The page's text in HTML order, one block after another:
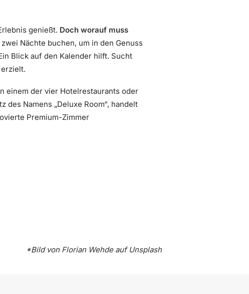
genießt. Doch worauf muss
Nächte buchen, um in den Genuss
Blick auf den Kalender hilft. Sucht
einem der vier Hotelrestaurants oder
Namens „Deluxe Room“, handelt
Premium-Zimmer
*Bild von Florian Wehdeauf Unsplash